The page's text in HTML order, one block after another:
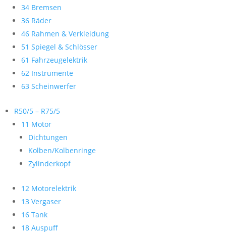
34 Bremsen
36 Räder
46 Rahmen & Verkleidung
51 Spiegel & Schlösser
61 Fahrzeugelektrik
62 Instrumente
63 Scheinwerfer
R50/5 – R75/5
11 Motor
Dichtungen
Kolben/Kolbenringe
Zylinderkopf
12 Motorelektrik
13 Vergaser
16 Tank
18 Auspuff